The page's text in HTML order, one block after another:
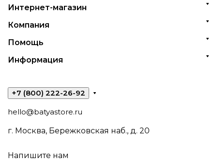
Интернет-магазин
Компания
Помощь
Информация
+7 (800) 222-26-92
hello@batyastore.ru
г. Москва, Бережковская наб., д. 20
Напишите нам